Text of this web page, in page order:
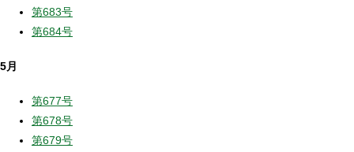
第683号
第684号
5月
第677号
第678号
第679号